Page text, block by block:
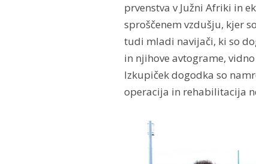
prvenstva v Južni Afriki in
sproščenem vzdušju, kjer
tudi mladi navijači, ki so
in njihove avtograme,
Izkupiček dogodka so
operacija in rehabilitacija